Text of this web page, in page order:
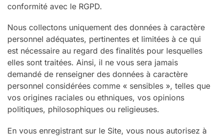
conformité avec le RGPD.
Nous collectons uniquement des données à caractère
personnel adéquates, pertinentes et limitées à ce qui
est nécessaire au regard des finalités pour lesquelles
elles sont traitées. Ainsi, il ne vous sera jamais
demandé de renseigner des données à caractère
personnel considérées comme « sensibles », telles que
vos origines raciales ou ethniques, vos opinions
politiques, philosophiques ou religieuses.
En vous enregistrant sur le Site, vous nous autorisez à